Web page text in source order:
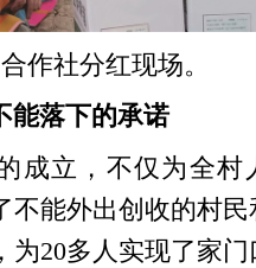
合作社分红现场。
落下的承诺
立，不仅为全村
不能外出创收的村民
为20多人实现了家门